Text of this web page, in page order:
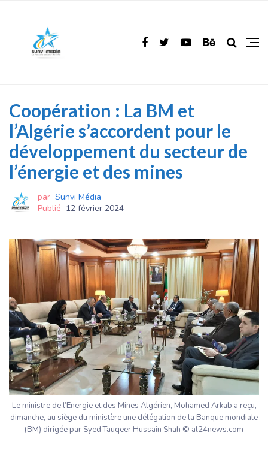
Coopération : La BM et
l’Algérie s’accordent pour le
développement du secteur de
l’énergie et des mines
par Sunvi Média
Publié 12 février 2024
Le ministre de l’Energie et des Mines Algérien, Mohamed Arkab a reçu,
dimanche, au siège du ministère une délégation de la Banque mondiale
(BM) dirigée par Syed Tauqeer Hussain Shah © al24news.com